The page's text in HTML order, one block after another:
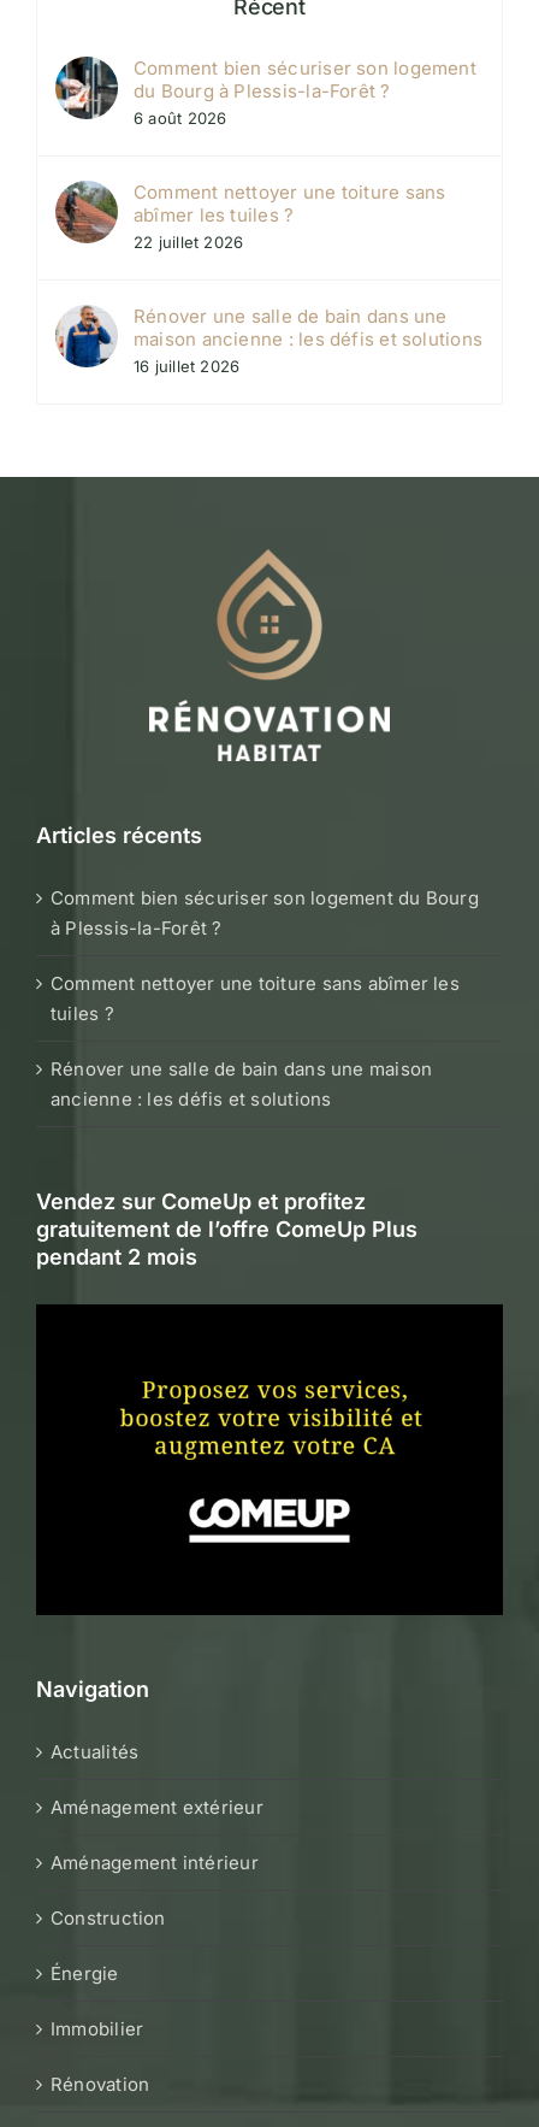
Récent
Comment bien sécuriser son logement
du Bourg à Plessis-la-Forêt ?
6 août 2026
Comment nettoyer une toiture sans
abîmer les tuiles ?
22 juillet 2026
Rénover une salle de bain dans une
maison ancienne : les défis et solutions
16 juillet 2026
Articles récents
Comment bien sécuriser son logement du Bourg
à Plessis-la-Forêt ?
Comment nettoyer une toiture sans abîmer les
tuiles ?
Rénover une salle de bain dans une maison
ancienne : les défis et solutions
Vendez sur ComeUp et profitez
gratuitement de l’offre ComeUp Plus
pendant 2 mois
Navigation
Actualités
Aménagement extérieur
Aménagement intérieur
Construction
Énergie
Immobilier
Rénovation